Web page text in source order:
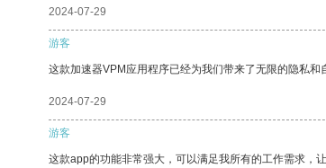
2024-07-29
游客
这款加速器VPM应用程序已经为我们带来了无限的隐私和
2024-07-29
游客
这款app的功能非常强大，可以满足我所有的工作需求，